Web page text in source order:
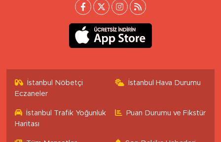
İstanbul Nöbetçi
Eczaneler
İstanbul Hava Durumu
İstanbul Trafik Yoğunluk
Haritası
Puan Durumu ve Fikstür